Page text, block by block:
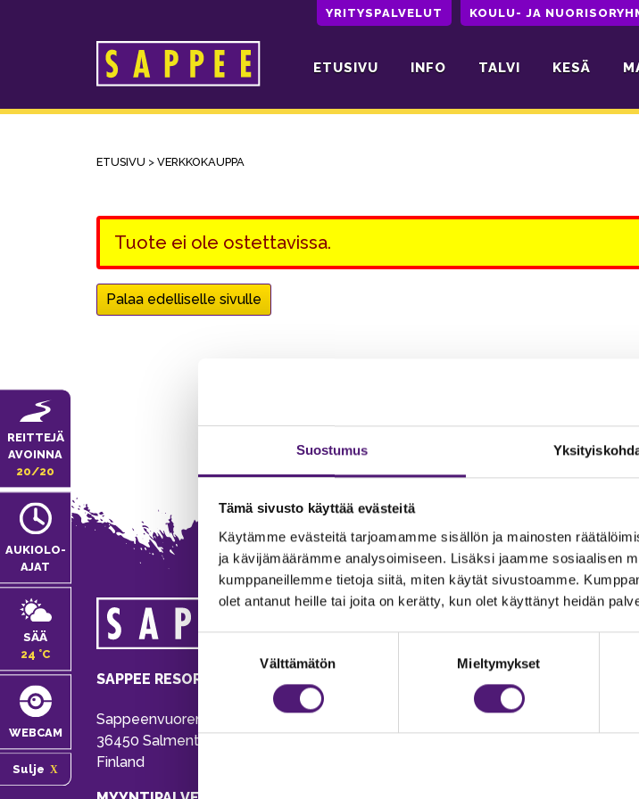
Suostumus
Tämä sivusto käyttää evästeitä
Käytämme evästeitä tarjoamamme sisällön ja mainosten
ja kävijämäärämme analysoimiseen. Lisäksi jaamme sosiaalisen
kumppaneillemme tietoja siitä, miten käytät sivustoamme.
olet antanut heille tai joita on kerätty, kun olet käyttänyt heidän
Välttämätön Mieltymykset
YRITYSPALVELUT KOULU- JA
Päävalikko ETUSIVU INFO TALVI KESÄ
REITTEJÄ
AVOINNA
20/20
AUKIOLO­
AJAT
SÄÄ
24 °C
WEBCAM
Sulje
ETUSIVU > VERKKOKAUPPA
Tuote ei ole ostettavissa.
Palaa edelliselle sivulle
SAPPEE RESORT
Sappeenvuorentie 200
36450 Salmentaka, Pälkäne
Finland
MAJOITUS
020 755 9975
majoitus@sappee.fi